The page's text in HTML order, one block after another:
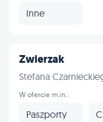
Inne
Zwierzak
Stefana
W ofercie m.in.:
Paszporty